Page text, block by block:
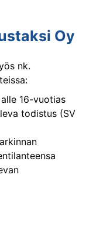
Oy
nk.
16-vuotias
todistus (SV